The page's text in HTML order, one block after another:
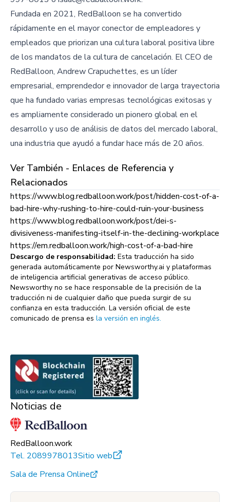
Fundada en 2021, RedBalloon se ha convertido
rápidamente en el mayor conector de empleadores y
empleados que priorizan una cultura laboral positiva libre
de los mandatos de la cultura de cancelación. El CEO de
RedBalloon, Andrew Crapuchettes, es un líder
empresarial, emprendedor e innovador de larga trayectoria
que ha fundado varias empresas tecnológicas exitosas y
es ampliamente considerado un pionero global en el
desarrollo y uso de análisis de datos del mercado laboral,
una industria que ayudó a fundar hace más de 20 años.
Ver También - Enlaces de Referencia y
Relacionados
https://www.blog.redballoon.work/post/hidden-cost-of-a-
bad-hire-why-rushing-to-hire-could-ruin-your-business
https://www.blog.redballoon.work/post/dei-s-
divisiveness-manifesting-itself-in-the-declining-workplace
https://em.redballoon.work/high-cost-of-a-bad-hire
Descargo de responsabilidad: Esta traducción ha sido
generada automáticamente por Newsworthy.ai y plataformas
de inteligencia artificial generativas de acceso público.
Newsworthy no se hace responsable de la precisión de la
traducción ni de cualquier daño que pueda surgir de su
confianza en esta traducción. La versión oficial de este
comunicado de prensa es la versión en inglés.
Noticias de
RedBalloon.work
Tel. 2089978013Sitio web
Sala de Prensa Online